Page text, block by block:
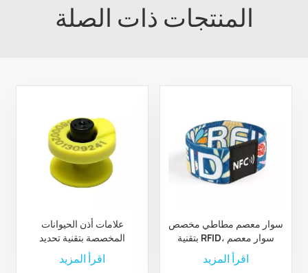
المنتجات ذات الصلة
علامات أذن الحيوانات
المخصصة بتقنية تحديد
الترددات الراديوية لإدارة
الثروة الحيوانية والمزارع
اقرأ المزيد
سوار معصم مطاطي مخصص
بتقنية RFID، سوار معصم
مطاطي من البوليستر بتقنية
RFID مخصص
اقرأ المزيد